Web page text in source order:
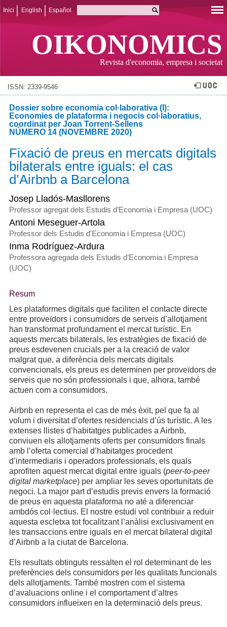
Inici English Español
OIKONOMICS
Revista d'economia, empresa i societat
ISSN: 2339-9546
Dossier sobre economia col·laborativa (I):
Economies de plataforma i negocis col·laboratius,
coordinat per Joan Torrent-Sellens
NÚMERO 14 (NOVEMBRE 2020)
Fixació de preus en mercats digitals
bilaterals entre iguals: el cas
d’Airbnb a Barcelona
Josep Lladós-Masllorens
Professor agregat dels Estudis d’Economia i Empresa (UOC)
Antoni Meseguer-Artola
Professor dels Estudis d'Economia i Empresa (UOC)
Inma Rodríguez-Ardura
Professora agregada dels Estudis d’Economia i Empresa
(UOC)
Resum
Les plataformes digitals que faciliten el contacte directe
entre proveïdors i consumidors de serveis d’allotjament
han transformat profundament el mercat turístic. En
aquests mercats bilaterals, les estratègies de fixació de
preus esdevenen crucials per a la creació de valor
malgrat que, a diferència dels mercats digitals
convencionals, els preus es determinen per proveïdors de
serveis que no són professionals i que, alhora, també
actuen com a consumidors.
Airbnb en representa el cas de més èxit, pel que fa al
volum i diversitat d’ofertes residencials d’ús turístic. A les
extenses llistes d’habitatges publicades a Airbnb,
conviuen els allotjaments oferts per consumidors finals
amb l’oferta comercial d’habitatges procedent
d’intermediaris i operadors professionals, els quals
aprofiten aquest mercat digital entre iguals (peer-to-peer
digital marketplace) per ampliar les seves oportunitats de
negoci. La major part d’estudis previs envers la formació
de preus en aquesta plataforma no até a diferenciar
ambdós col·lectius. El nostre estudi vol contribuir a reduir
aquesta escletxa tot focalitzant l’anàlisi exclusivament en
les transaccions entre iguals en el mercat bilateral digital
d’Airbnb a la ciutat de Barcelona.
Els resultats obtinguts ressalten el rol determinant de les
preferències dels consumidors per les qualitats funcionals
dels allotjaments. També mostren com el sistema
d’avaluacions online i el comportament d’altres
consumidors influeixen en la determinació dels preus.